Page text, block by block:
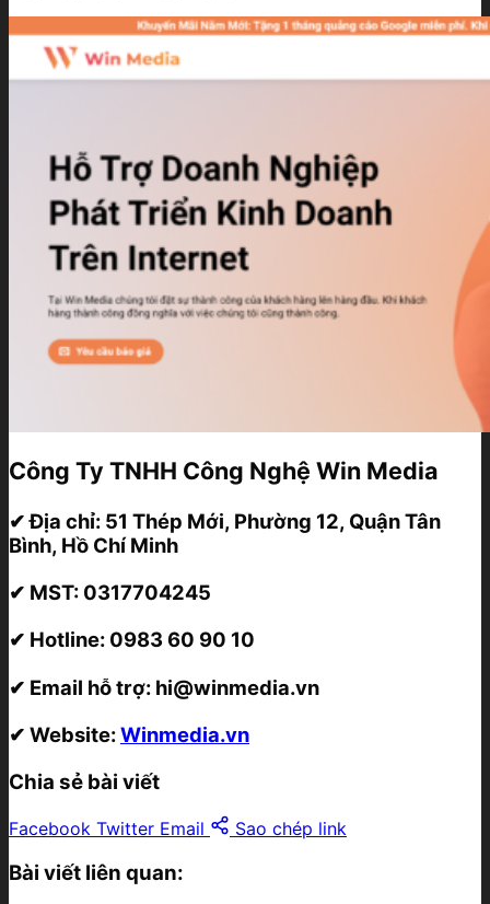
Công Ty TNHH Công Nghệ Win Media
✔ Địa chỉ: 51 Thép Mới, Phường 12, Quận Tân
Bình, Hồ Chí Minh
✔ MST: 0317704245
✔ Hotline: 0983 60 90 10
✔ Email hỗ trợ: hi@winmedia.vn
✔ Website:Winmedia.vn
Chia sẻ bài viết
Facebook Twitter Email Sao chép link
Bài viết liên quan: